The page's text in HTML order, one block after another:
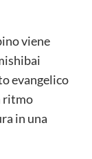
viene
evangelico
ritmo
in una